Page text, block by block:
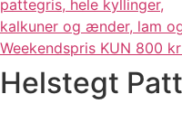
pattegris, hele kyllinger,
kalkuner og ænder, lam
Weekendspris KUN 800
Helstegt